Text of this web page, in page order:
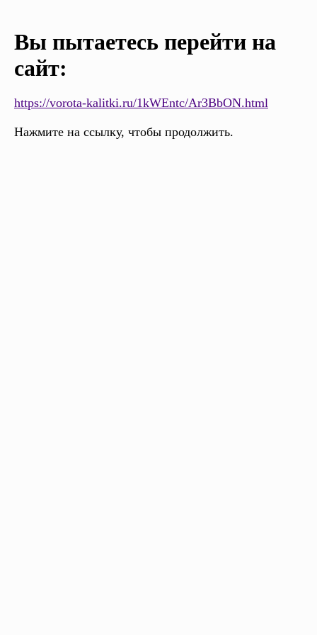
Вы пытаетесь перейти на
сайт:
https://vorota-kalitki.ru/1kWEntc/Ar3BbON.html
Нажмите на ссылку, чтобы продолжить.